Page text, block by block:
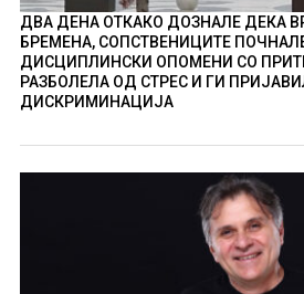
ДВА ДЕНА ОТКАКО ДОЗНАЛЕ ДЕКА
БРЕМЕНА, СОПСТВЕНИЦИТЕ
ДИСЦИПЛИНСКИ ОПОМЕНИ СО
РАЗБОЛЕЛА ОД СТРЕС И ГИ
ДИСКРИМИНАЦИЈА